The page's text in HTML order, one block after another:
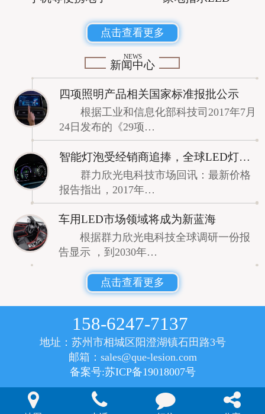
点击查看更多
NEWS
新闻中心
四项照明产品相关国家标准报批公示
根据工业和信息化部科技司2017年7月
24日发布的《29项…
智能灯泡受经销商追捧，全球LED灯泡价格微涨！
群力欣光电科技市场回讯：最新价格
报告指出，2017年…
车用LED市场领域将成为新蓝海
根据群力欣光电科技全球调研一份报
告显示 ，到2030年…
点击查看更多
158-6247-7137
地址：苏州市相城区阳澄湖镇石田路3号
邮箱：sales@que-lesion.com
备案号:苏ICP备19018007号